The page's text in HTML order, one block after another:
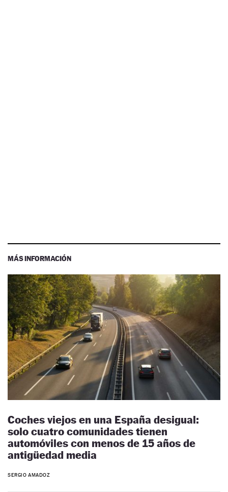
MÁS INFORMACIÓN
Coches viejos en una España desigual:
solo cuatro comunidades tienen
automóviles con menos de 15 años de
antigüedad media
SERGIO AMADOZ